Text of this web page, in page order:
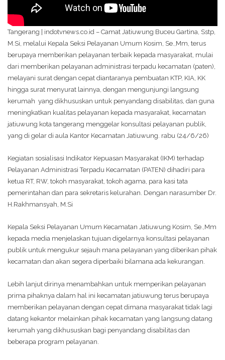
Tangerang | indotvnews.co.id – Camat Jatiuwung Buceu Gartina, Sstp,
M.Si, melalui Kepala Seksi Pelayanan Umum Kosim, Se.,Mm, terus
berupaya memberikan pelayanan terbaik kepada masyarakat, mulai
dari memberikan pelayanan administrasi terpadu kecamatan (paten),
melayani surat dengan cepat diantaranya pembuatan KTP, KIA, KK
hingga surat menyurat lainnya, dengan mengunjungi langsung
kerumah yang dikhususkan untuk penyandang disabilitas, dan guna
meningkatkan kualitas pelayanan kepada masyarakat, kecamatan
jatiuwung kota tangerang menggelar konsultasi pelayanan publik,
yang di gelar di aula Kantor Kecamatan Jatiuwung. rabu (24/6/26)
Kegiatan sosialisasi Indikator Kepuasan Masyarakat (IKM) terhadap
Pelayanan Administrasi Terpadu Kecamatan (PATEN) dihadiri para
ketua RT, RW, tokoh masyarakat, tokoh agama, para kasi tata
pemerintahan dan para sekretaris kelurahan. Dengan narasumber Dr.
H.Rakhmansyah, M.Si
Kepala Seksi Pelayanan Umum Kecamatan Jatiuwung Kosim, Se.,Mm
kepada media menjelaskan tujuan digelarnya konsultasi pelayanan
publik untuk mengukur sejauh mana pelayanan yang diberikan pihak
kecamatan dan akan segera diperbaiki bilamana ada kekurangan.
Lebih lanjut dirinya menambahkan untuk memperikan pelayanan
prima pihaknya dalam hal ini kecamatan jatiuwung terus berupaya
memberikan pelayanan dengan cepat dimana masyarakat tidak lagi
datang kekantor melainkan pihak kecamatan yang langsung datang
kerumah yang dikhususkan bagi penyandang disabilitas dan
beberapa program pelayanan.